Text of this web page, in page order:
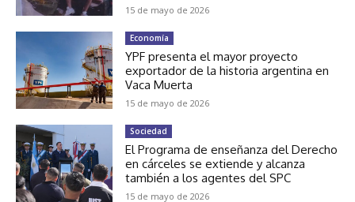
15 de mayo de 2026
Economía
YPF presenta el mayor proyecto
exportador de la historia argentina en
Vaca Muerta
15 de mayo de 2026
Sociedad
El Programa de enseñanza del Derecho
en cárceles se extiende y alcanza
también a los agentes del SPC
15 de mayo de 2026